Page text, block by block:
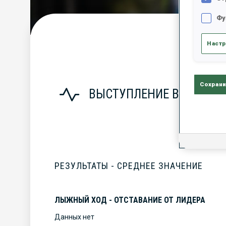
ВЫСТУПЛЕНИЕ В СЕЗОНЕ
РЕЗУЛЬТАТЫ - СРЕДНЕЕ ЗНАЧЕНИЕ
ЛЫЖНЫЙ ХОД - ОТСТАВАНИЕ ОТ ЛИДЕРА
Данных нет